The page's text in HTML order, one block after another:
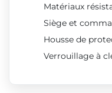
Matériaux
Siège et
Housse de
Verrouillage à